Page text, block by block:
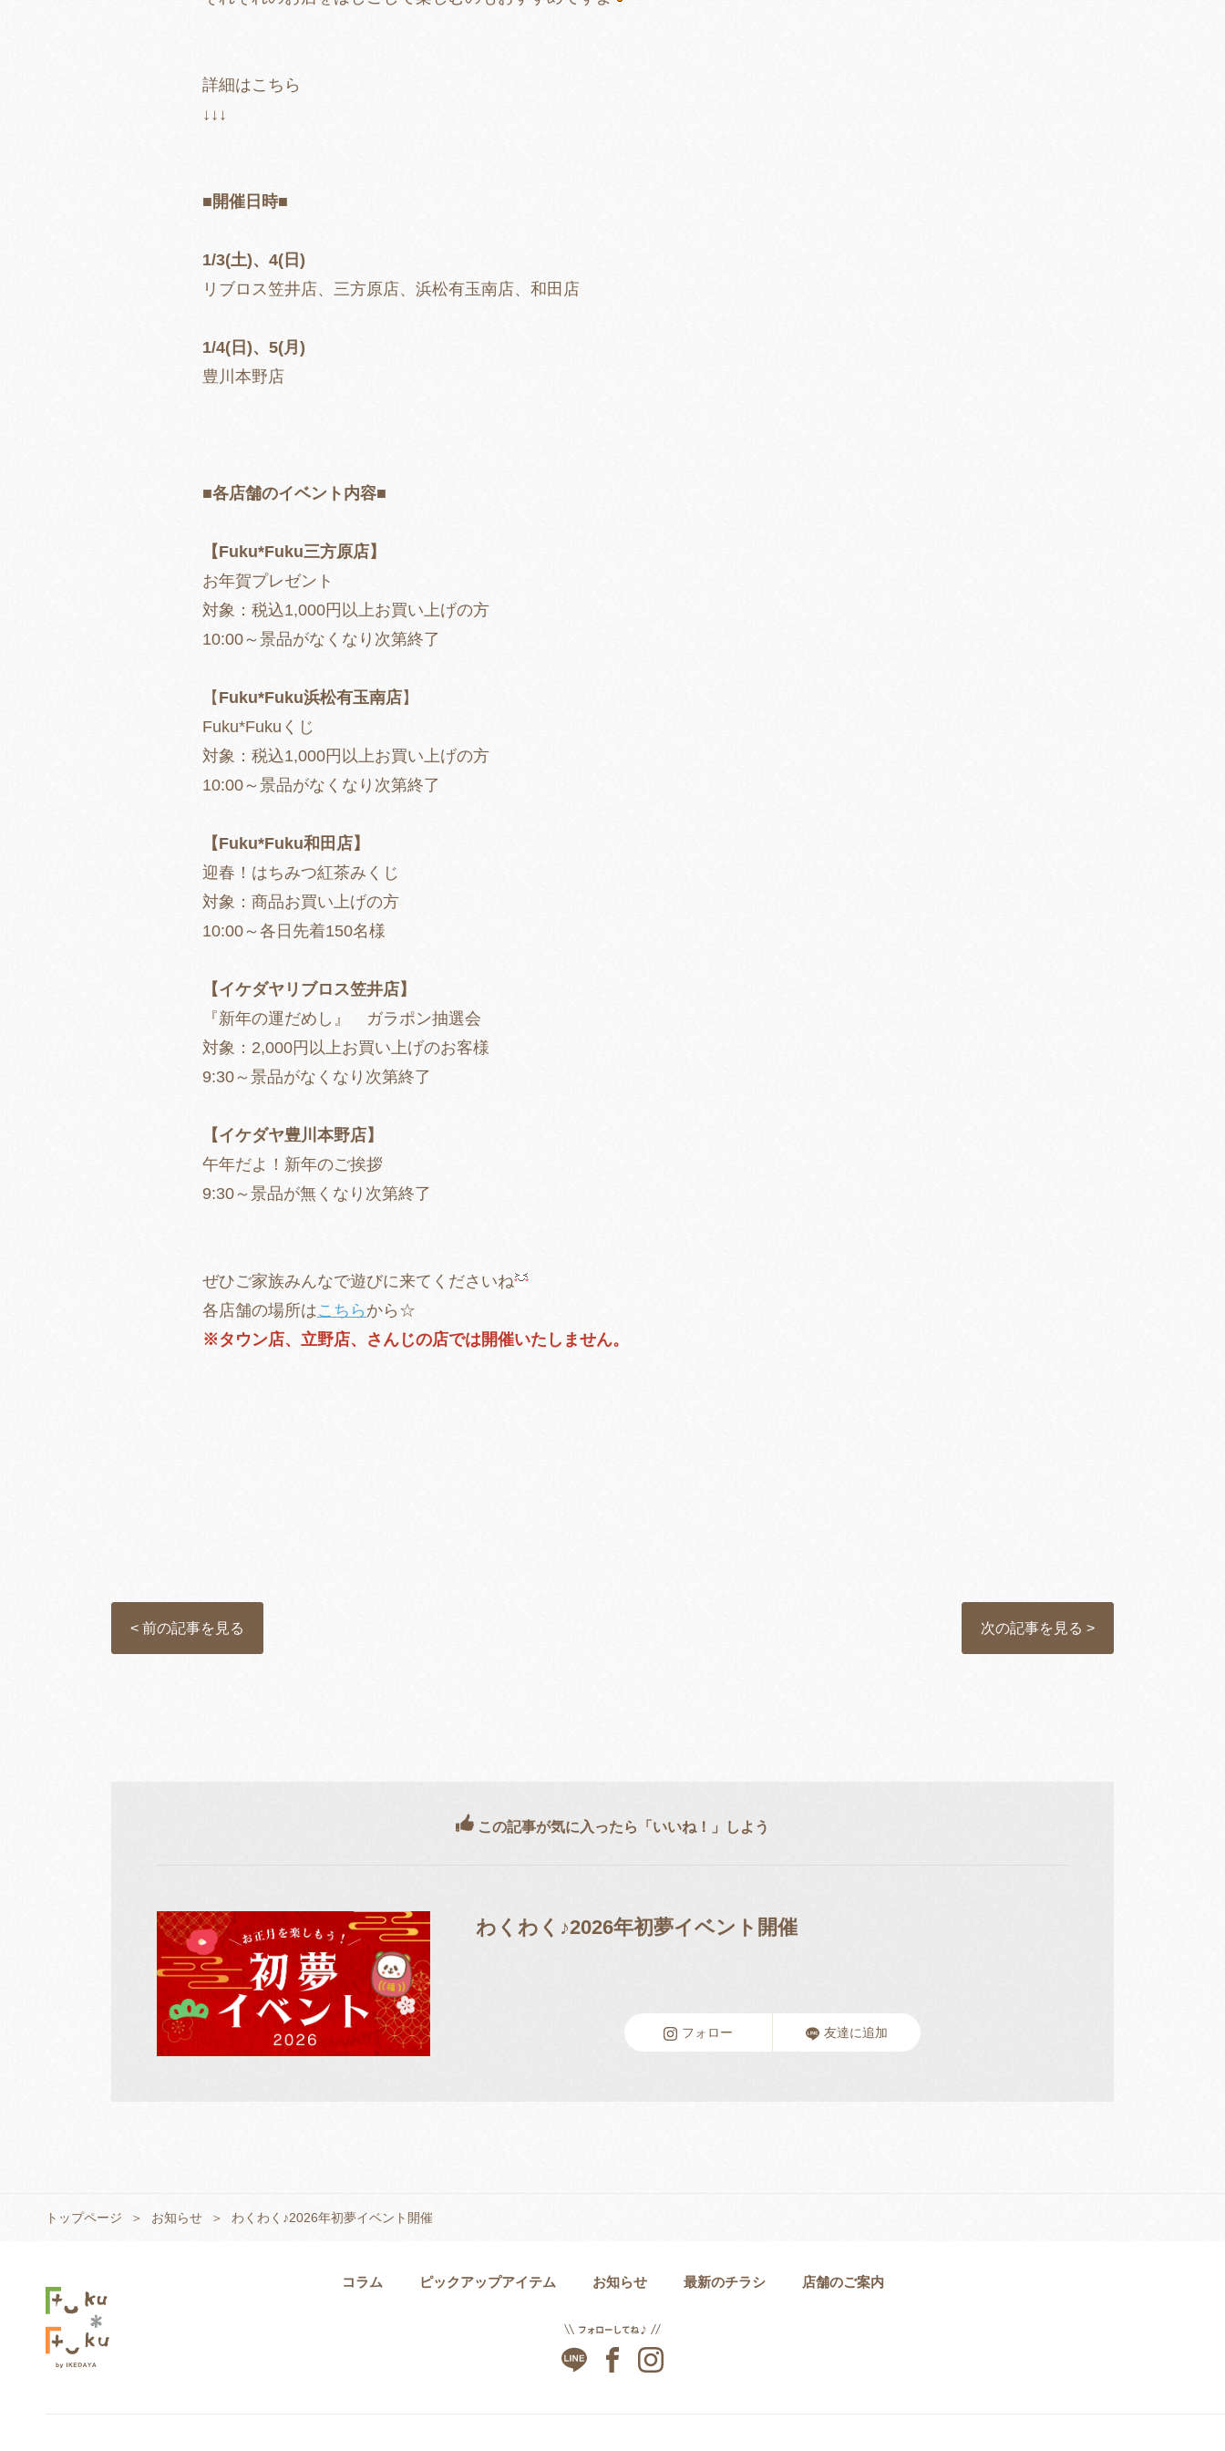
詳細はこちら
↓↓↓
■開催日時■
1/3(土)、4(日)
リブロス笠井店、三方原店、浜松有玉南店、和田店
1/4(日)、5(月)
豊川本野店
■各店舗のイベント内容■
【Fuku*Fuku三方原店】
お年賀プレゼント
対象：税込1,000円以上お買い上げの方
10:00～景品がなくなり次第終了
【 Fuku*Fuku浜松有玉南店】
Fuku*Fukuくじ
対象：税込1,000円以上お買い上げの方
10:00～景品がなくなり次第終了
【Fuku*Fuku和田店】
迎春！はちみつ紅茶みくじ
対象：商品お買い上げの方
10:00～各日先着150名様
【イケダヤリブロス笠井店】
『新年の運だめし』 ガラポン抽選会
対象：2,000円以上お買い上げのお客様
9:30～景品がなくなり次第終了
【イケダヤ豊川本野店】
午年だよ！新年のご挨拶
9:30～景品が無くなり次第終了
ぜひご家族みんなで遊びに来てくださいね
各店舗の場所はこちら から☆
※タウン店、立野店、さんじの店では開催いたしません。
< 前の記事を見る 次の記事を見る >
この記事が気に入ったら「いいね！」しよう
わくわく♪2026年初夢イベント開催
フォロー 友達に追加
トップページ お知らせ わくわく♪2026年初夢イベント開催
コラム ピックアップアイテム お知らせ 最新のチラシ 店舗のご案内